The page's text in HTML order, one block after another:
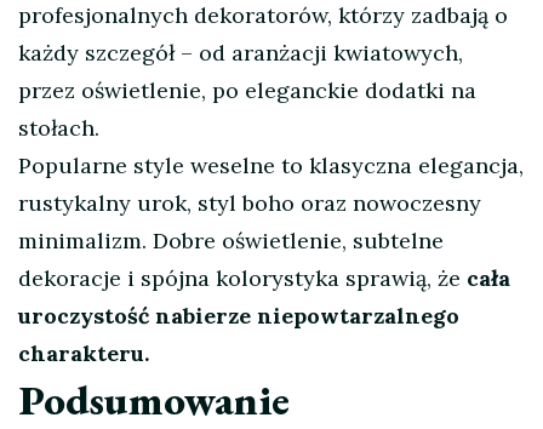
profesjonalnych dekoratorów, którzy zadbają o
każdy szczegół – od aranżacji kwiatowych,
przez oświetlenie, po eleganckie dodatki na
stołach.
Popularne style weselne to klasyczna elegancja,
rustykalny urok, styl boho oraz nowoczesny
minimalizm. Dobre oświetlenie, subtelne
dekoracje i spójna kolorystyka sprawią, że cała
uroczystość nabierze niepowtarzalnego
charakteru.
Podsumowanie